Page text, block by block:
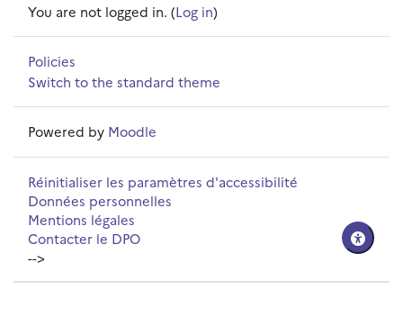
You are not logged in. (Log in)
Policies
Switch to the standard theme
Powered by Moodle
Réinitialiser les paramètres d'accessibilité
Données personnelles
Mentions légales
Contacter le DPO
-->